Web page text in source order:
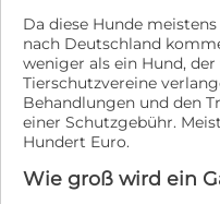
Da diese Hunde
nach Deutschland
weniger als ein Hund,
Tierschutzvereine
Behandlungen und den
einer Schutzgebühr.
Hundert Euro.
Wie groß wird ein